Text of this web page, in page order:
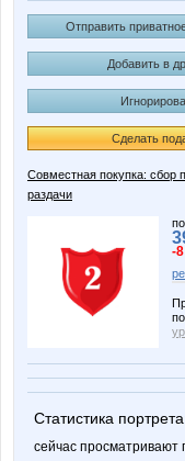
Отправить
Добавить в
Сделать
Совместная покупка: сбор
раздачи
-8
Статистика
сейчас просматривают